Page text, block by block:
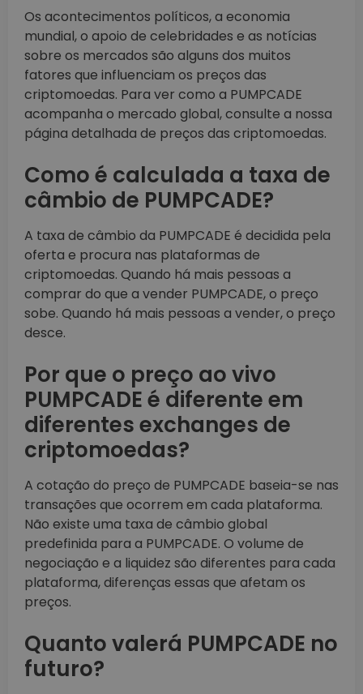
Os acontecimentos políticos, a economia
mundial, o apoio de celebridades e as notícias
sobre os mercados são alguns dos muitos
fatores que influenciam os preços das
criptomoedas. Para ver como a PUMPCADE
acompanha o mercado global, consulte a nossa
página detalhada de preços das criptomoedas.
Como é calculada a taxa de
câmbio de PUMPCADE?
A taxa de câmbio da PUMPCADE é decidida pela
oferta e procura nas plataformas de
criptomoedas. Quando há mais pessoas a
comprar do que a vender PUMPCADE, o preço
sobe. Quando há mais pessoas a vender, o preço
desce.
Por que o preço ao vivo
PUMPCADE é diferente em
diferentes exchanges de
criptomoedas?
A cotação do preço de PUMPCADE baseia-se nas
transações que ocorrem em cada plataforma.
Não existe uma taxa de câmbio global
predefinida para a PUMPCADE. O volume de
negociação e a liquidez são diferentes para cada
plataforma, diferenças essas que afetam os
preços.
Quanto valerá PUMPCADE no
futuro?